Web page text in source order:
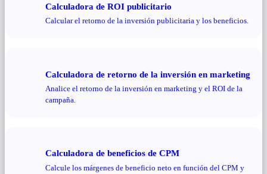
Calculadora de ROI publicitario
Calcular el retorno de la inversión publicitaria y los beneficios.
Calculadora de retorno de la inversión en marketing
Analice el retorno de la inversión en marketing y el ROI de la
campaña.
Calculadora de beneficios de CPM
Calcule los márgenes de beneficio neto en función del CPM y